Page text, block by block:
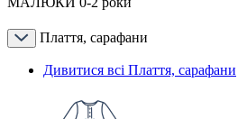
Плаття, сарафани
Дивитися всі Плаття, сарафани